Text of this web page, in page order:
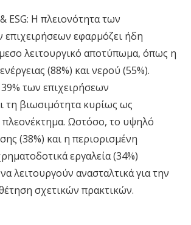
ESG: Η πλειονότητα των
επιχειρήσεων εφαρμόζει ήδη
λειτουργικό αποτύπωμα, όπως η
(88%) και νερού (55%).
των επιχειρήσεων
τη βιωσιμότητα κυρίως ως
πλεονέκτημα. Ωστόσο, το υψηλό
(38%) και η περιορισμένη
εργαλεία (34%)
λειτουργούν ανασταλτικά για την
σχετικών πρακτικών.